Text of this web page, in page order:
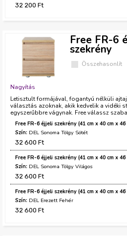
32 200 Ft
Nagyítás
Free FR-6
szekrény
Összehasonlít
Letisztult formájával, fogantyú nélküli
választás azoknak, akik kedvelik a vidéki
egyszerűbbre vágynak. Free válassz
Free FR-6 éjjeli szekrény (41 cm x 40 cm x 46
DEL Sonoma Tölgy Sötét
32 600 Ft
Free FR-6 éjjeli szekrény (41 cm x 40 cm x 46
DEL Sonoma Tölgy Világos
32 600 Ft
Free FR-6 éjjeli szekrény (41 cm x 40 cm x 46
DEL Erezett Fehér
32 600 Ft